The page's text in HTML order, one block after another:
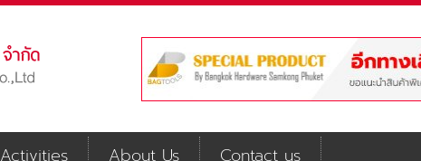
Activities About Us Contact us